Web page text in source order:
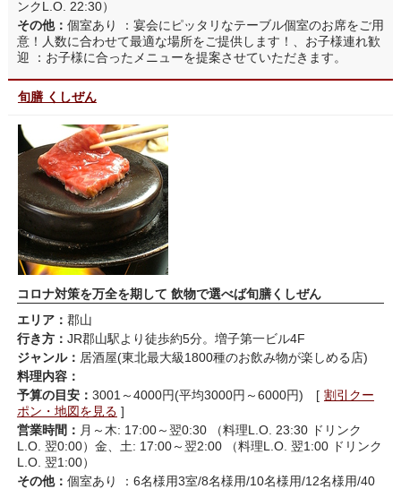
ンクL.O. 22:30）
その他： 個室あり ：宴会にピッタリなテーブル個室のお席をご用
意！人数に合わせて最適な場所をご提供します！、お子様連れ歓
迎 ：お子様に合ったメニューを提案させていただきます。
旬膳 くしぜん
コロナ対策を万全を期して 飲物で選べば旬膳くしぜん
エリア： 郡山
行き方： JR郡山駅より徒歩約5分。増子第一ビル4F
ジャンル： 居酒屋(東北最大級1800種のお飲み物が楽しめる店)
料理内容：
予算の目安： 3001～4000円(平均3000円～6000円) [ 割引クー
ポン・地図を見る ]
営業時間： 月～木: 17:00～翌0:30 （料理L.O. 23:30 ドリンク
L.O. 翌0:00）金、土: 17:00～翌2:00 （料理L.O. 翌1:00 ドリンク
L.O. 翌1:00）
その他： 個室あり ：6名様用3室/8名様用/10名様用/12名様用/40